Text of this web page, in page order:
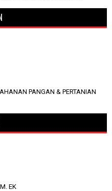
PANGAN & PERTANIAN
EK